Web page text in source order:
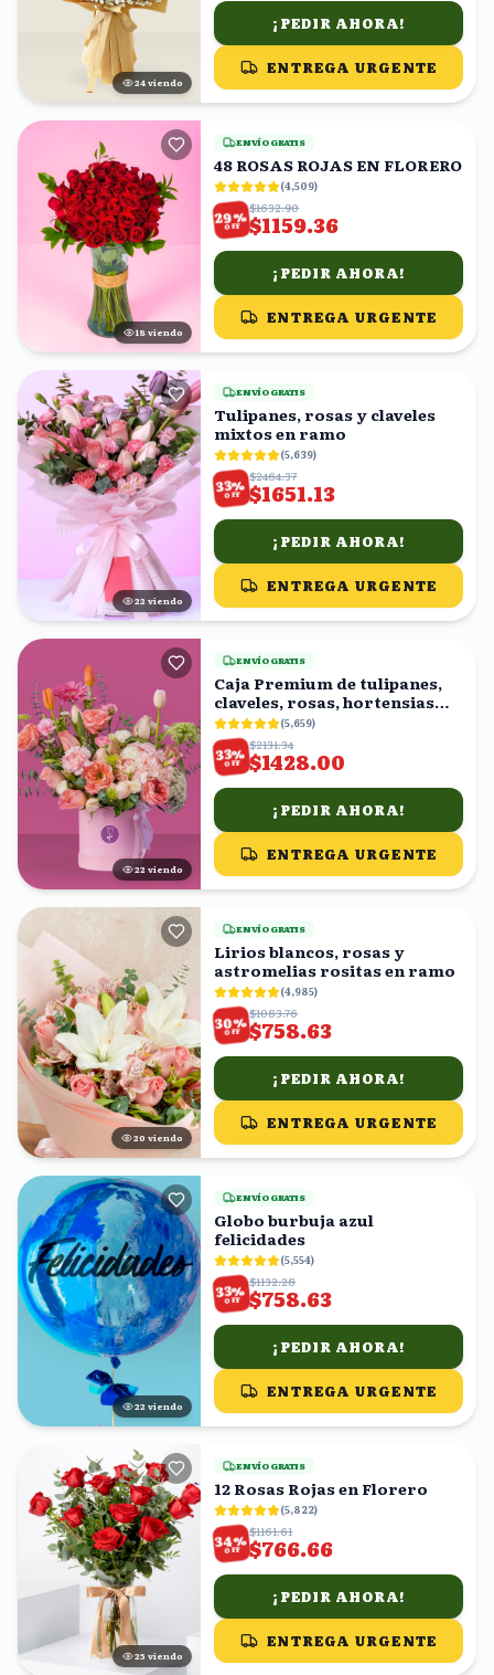
24 viendo
¡PEDIR AHORA!
ENTREGA URGENTE
18 viendo
ENVÍO GRATIS
48 ROSAS ROJAS EN FLORERO
(4,509)
29%
OFF
$1632.90
$1159.36
¡PEDIR AHORA!
ENTREGA URGENTE
22 viendo
ENVÍO GRATIS
Tulipanes, rosas y claveles
mixtos en ramo
(5,639)
33%
OFF
$2464.37
$1651.13
¡PEDIR AHORA!
ENTREGA URGENTE
22 viendo
ENVÍO GRATIS
Caja Premium de tulipanes,
claveles, rosas, hortensias
rositas (5,659)
33%
OFF
$2131.34
$1428.00
¡PEDIR AHORA!
ENTREGA URGENTE
20 viendo
ENVÍO GRATIS
Lirios blancos, rosas y
astromelias rositas en ramo
(4,985)
30%
OFF
$1083.76
$758.63
¡PEDIR AHORA!
ENTREGA URGENTE
22 viendo
ENVÍO GRATIS
Globo burbuja azul
felicidades
(5,554)
33%
OFF
$1132.28
$758.63
¡PEDIR AHORA!
ENTREGA URGENTE
25 viendo
ENVÍO GRATIS
12 Rosas Rojas en Florero
(5,822)
34%
OFF
$1161.61
$766.66
¡PEDIR AHORA!
ENTREGA URGENTE